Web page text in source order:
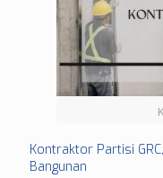
Kontraktor Partisi
Bangunan